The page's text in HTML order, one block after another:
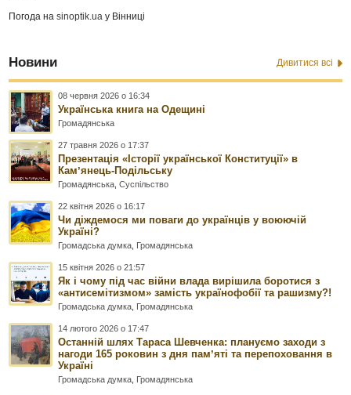
Погода наsinoptik.ua у Вінниці
Новини Дивитися всі
08 червня 2026 о 16:34
Українська книга на Одещині
Громадянська
27 травня 2026 о 17:37
Презентація «Історії української Конституції» в
Камʼянець-Подільську
Громадянська ,Суспільство
22 квітня 2026 о 16:17
Чи діждемося ми поваги до українців у воюючій
Україні?
Громадська думка Громадянська
15 квітня 2026 о 21:57
Як і чому під час війни влада вирішила боротися з
«антисемітизмом» замість українофобії та рашизму?!
Громадська думка Громадянська
14 лютого 2026 о 17:47
Останній шлях Тараса Шевченка: плануємо заходи з
нагоди 165 роковин з дня памʼяті та перепоховання в
Україні
Громадська думка Громадянська